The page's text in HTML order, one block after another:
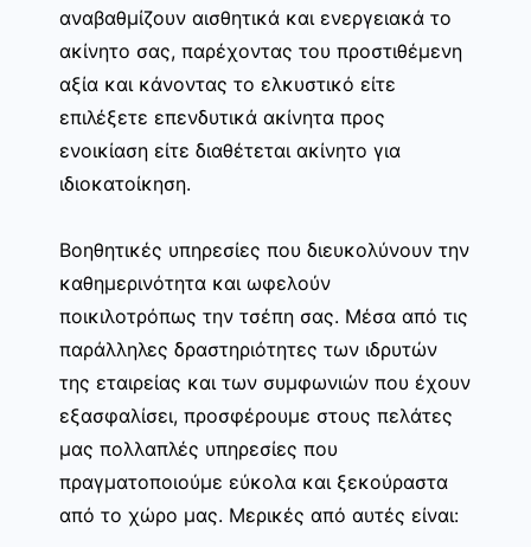
αναβαθμίζουν αισθητικά και ενεργειακά το
ακίνητο σας, παρέχοντας του προστιθέμενη
αξία και κάνοντας το ελκυστικό είτε
επιλέξετε επενδυτικά ακίνητα προς
ενοικίαση είτε διαθέτεται ακίνητο για
ιδιοκατοίκηση.
Βοηθητικές υπηρεσίες που διευκολύνουν την
καθημερινότητα και ωφελούν
ποικιλοτρόπως την τσέπη σας. Μέσα από τις
παράλληλες δραστηριότητες των ιδρυτών
της εταιρείας και των συμφωνιών που έχουν
εξασφαλίσει, προσφέρουμε στους πελάτες
μας πολλαπλές υπηρεσίες που
πραγματοποιούμε εύκολα και ξεκούραστα
από το χώρο μας. Μερικές από αυτές είναι: